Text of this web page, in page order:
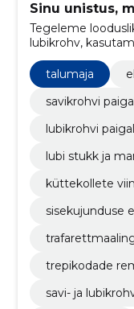
Sinu unistus,
Tegeleme
lubikrohv,
luksuslikku ja
talumaja
savikrohvi
lubikrohvi
lubi stukk ja
küttekollete
sisekujunduse
trepikodade
savi- ja